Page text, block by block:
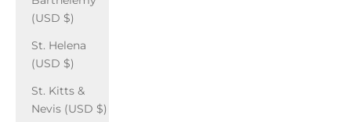
(USD $)
St. Helena
(USD $)
St. Kitts &
Nevis (USD $)